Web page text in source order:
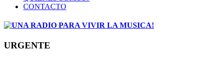
CONTACTO
URGENTE